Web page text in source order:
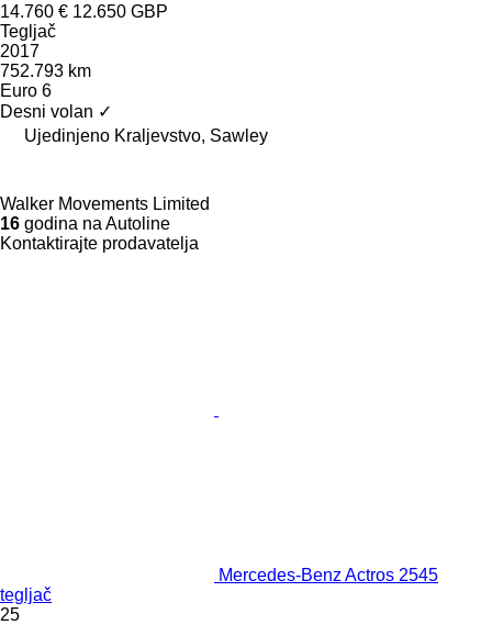
14.760 € 12.650 GBP
Tegljač
2017
752.793 km
Euro 6
Desni volan ✓
Ujedinjeno Kraljevstvo, Sawley
Walker Movements Limited
16 godina na Autoline
Kontaktirajte prodavatelja
Mercedes-Benz Actros 2545
tegljač
25